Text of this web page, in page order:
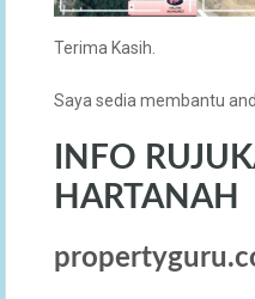
Terima Kasih.
Saya sedia membantu
INFO
HARTANAH